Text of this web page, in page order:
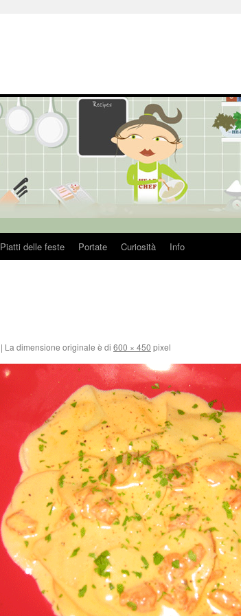
Piatti delle feste Portate Curiosità Info
| La dimensione originale è di 600 × 450 pixel